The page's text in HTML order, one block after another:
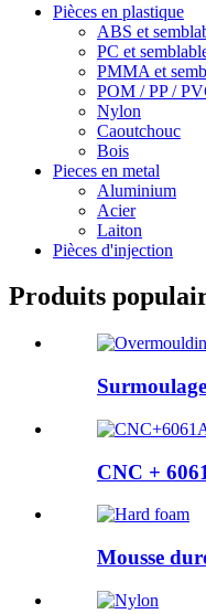
Pièces en plastique
ABS et
PC et
PMMA et
POM / PP /
Nylon
Caoutchouc
Bois
Pieces en metal
Aluminium
Acier
Laiton
Pièces d'injection
Produits
Surmoulage
CNC +
Mousse